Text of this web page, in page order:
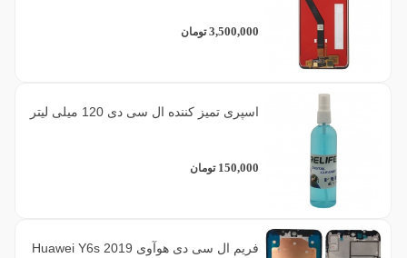
3,500,000 تومان
اسپری تمیز کننده ال سی دی 120 میلی لیتر
150,000 تومان
فریم ال سی دی هوآوی Huawei Y6s 2019